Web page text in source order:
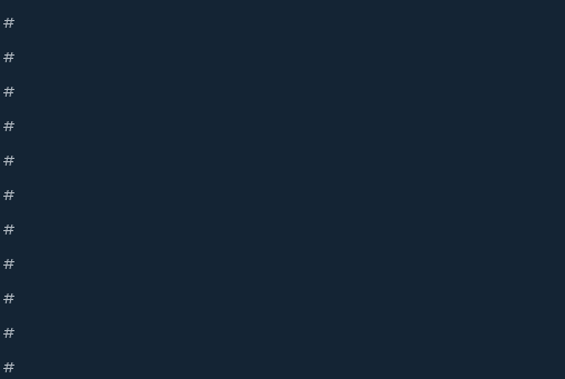
#
#
#
#
#
#
#
#
#
#
#